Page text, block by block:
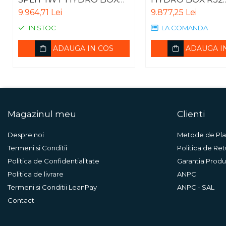
expansiune
instalatii
Filtre apa
Baterii
Baterii instant
Baterii sanitare
Filtre apa potabila
R32 MONOFAZIC ODU
HU051MR.U44
9.964,71 Lei
IN STOC
ADAUGA IN COS
TRIFAZIC IDU
MC.NK1
9.877,25 Lei
LA COMANDA
ADAUGA
Magazinul meu
Despre noi
Termeni si Conditii
Politica de Confidentialitate
Politica de livrare
Termeni si Conditii LeanPay
Contact
Clienti
Metode de
Politica de
Garantia
ANPC
ANPC - SAL